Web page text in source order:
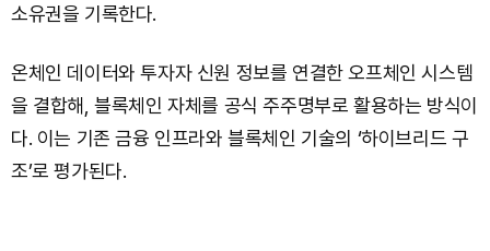
소유권을 기록한다.
온체인 데이터와 투자자 신원 정보를 연결한 오프체인 시스템
을 결합해, 블록체인 자체를 공식 주주명부로 활용하는 방식이
다. 이는 기존 금융 인프라와 블록체인 기술의 ‘하이브리드 구
조’로 평가된다.